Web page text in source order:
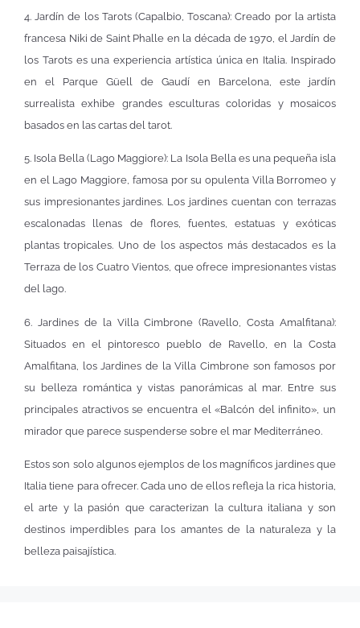
4. Jardín de los Tarots (Capalbio, Toscana): Creado por la artista
francesa Niki de Saint Phalle en la década de 1970, el Jardín de
los Tarots es una experiencia artística única en Italia. Inspirado
en el Parque Güell de Gaudí en Barcelona, este jardín
surrealista exhibe grandes esculturas coloridas y mosaicos
basados en las cartas del tarot.
5. Isola Bella (Lago Maggiore): La Isola Bella es una pequeña isla
en el Lago Maggiore, famosa por su opulenta Villa Borromeo y
sus impresionantes jardines. Los jardines cuentan con terrazas
escalonadas llenas de flores, fuentes, estatuas y exóticas
plantas tropicales. Uno de los aspectos más destacados es la
Terraza de los Cuatro Vientos, que ofrece impresionantes vistas
del lago.
6. Jardines de la Villa Cimbrone (Ravello, Costa Amalfitana):
Situados en el pintoresco pueblo de Ravello, en la Costa
Amalfitana, los Jardines de la Villa Cimbrone son famosos por
su belleza romántica y vistas panorámicas al mar. Entre sus
principales atractivos se encuentra el «Balcón del infinito», un
mirador que parece suspenderse sobre el mar Mediterráneo.
Estos son solo algunos ejemplos de los magníficos jardines que
Italia tiene para ofrecer. Cada uno de ellos refleja la rica historia,
el arte y la pasión que caracterizan la cultura italiana y son
destinos imperdibles para los amantes de la naturaleza y la
belleza paisajística.